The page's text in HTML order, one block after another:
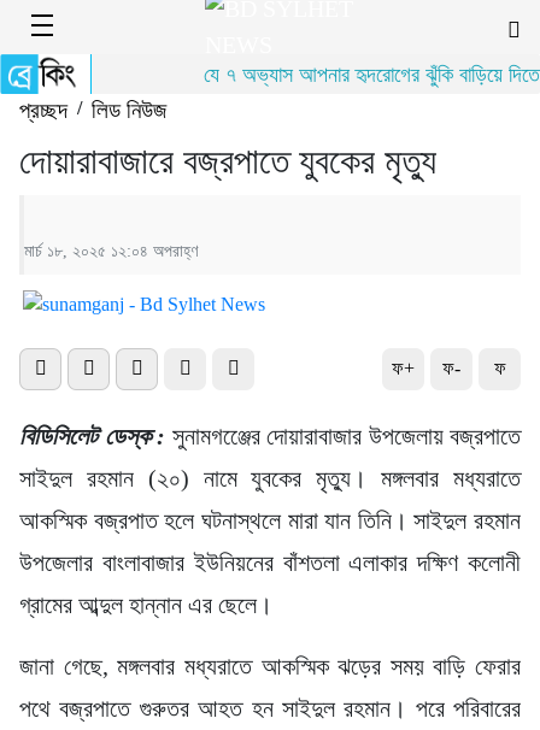
যে ৭ অভ্যাস আপনার হৃদরোগের ঝুঁকি বাড়িয়ে দিতে
প্রচ্ছদ/ লিড নিউজ
দোয়ারাবাজারে বজ্রপাতে যুবকের মৃত্যু
মার্চ ১৮, ২০২৫ ১২:০৪ অপরাহ্ণ
ফ+ ফ- ফ
বিডিসিলেট ডেস্ক : সুনামগঞ্জেের দোয়ারাবাজার উপজেলায় বজ্রপাতে
সাইদুল রহমান (২০) নামে যুবকের মৃত্যু। মঙ্গলবার মধ্যরাতে
আকস্মিক বজ্রপাত হলে ঘটনাস্থলে মারা যান তিনি। সাইদুল রহমান
উপজেলার বাংলাবাজার ইউনিয়নের বাঁশতলা এলাকার দক্ষিণ কলোনী
গ্রামের আব্দুল হান্নান এর ছেলে।
জানা গেছে, মঙ্গলবার মধ্যরাতে আকস্মিক ঝড়ের সময় বাড়ি ফেরার
পথে বজ্রপাতে গুরুতর আহত হন সাইদুল রহমান। পরে পরিবারের